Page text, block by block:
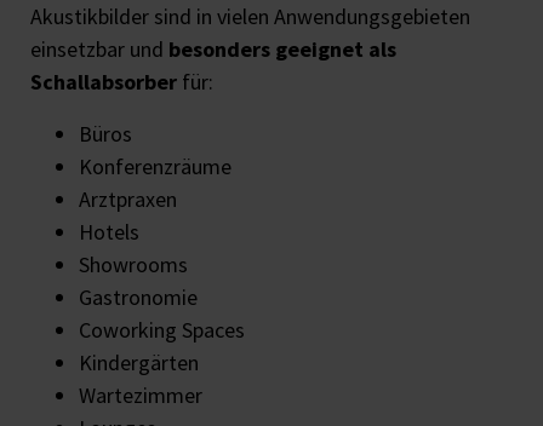
Akustikbilder sind in vielen Anwendungsgebieten
einsetzbar und besonders geeignet als
Schallabsorber für:
Büros
Konferenzräume
Arztpraxen
Hotels
Showrooms
Gastronomie
Coworking Spaces
Kindergärten
Wartezimmer